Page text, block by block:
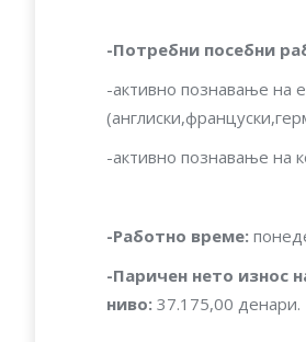
-Потребни посебни
-активно познавање на
-активно познавање на
-Работно време:
-Паричен нето износ
ниво: 37.175,00 денари.